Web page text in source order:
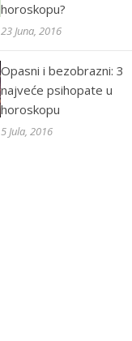
horoskopu?
23 Juna, 2016
Opasni i bezobrazni: 3
najveće psihopate u
horoskopu
5 Jula, 2016